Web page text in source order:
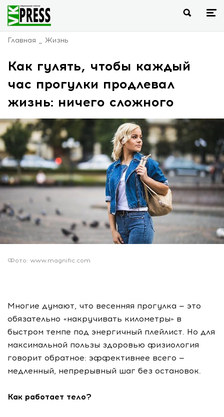
Главная Жизнь
Как гулять, чтобы каждый
час прогулки продлевал
жизнь: ничего сложного
Фото: www.magnific.com
Многие думают, что весенняя прогулка — это
обязательно «накручивать километры» в
быстром темпе под энергичный плейлист. Но для
максимальной пользы здоровью физиология
говорит обратное: эффективнее всего —
медленный, непрерывный шаг без остановок.
Как работает тело?